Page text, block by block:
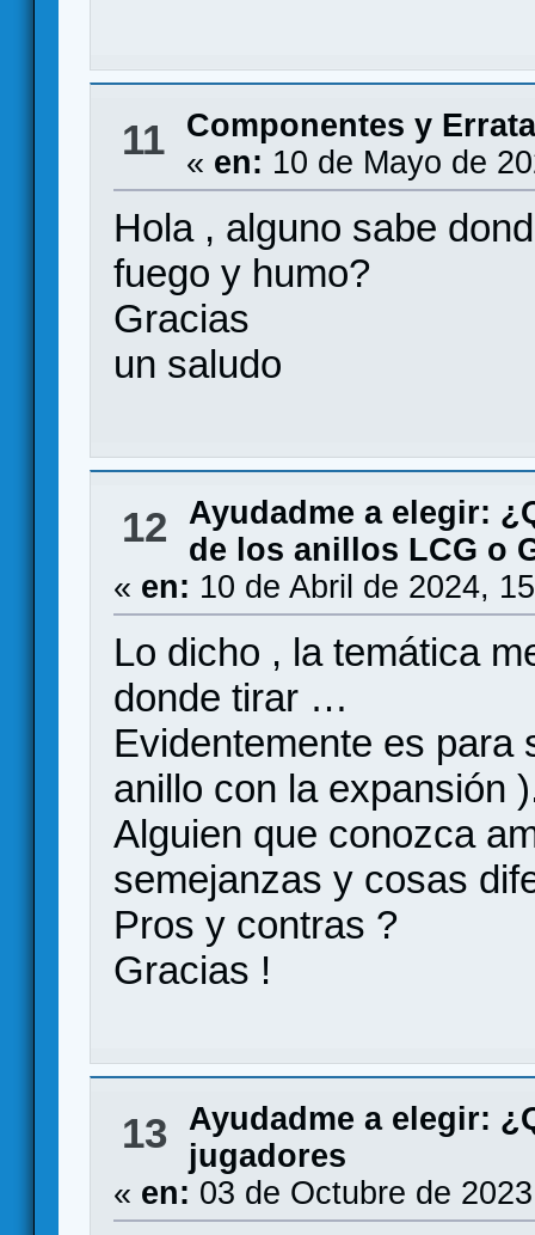
11
Componentes y
« en: 10 de Mayo de
Hola , alguno sabe
fuego y humo?
Gracias
un saludo
12
Ayudadme a elegir:
de los anillos LCG o
« en: 10 de Abril de 2024,
Lo dicho , la temática
donde tirar …
Evidentemente es para
anillo con la expansión
Alguien que conozca
semejanzas y cosas
Pros y contras ?
Gracias !
13 Ayudadme a elegir:
jugadores
« en: 03 de Octubre de